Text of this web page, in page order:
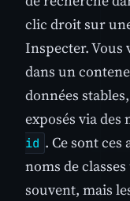
clic droit sur
Inspecter. Vous
dans un
données
exposés via des
id . Ce sont
noms de
souvent, mais